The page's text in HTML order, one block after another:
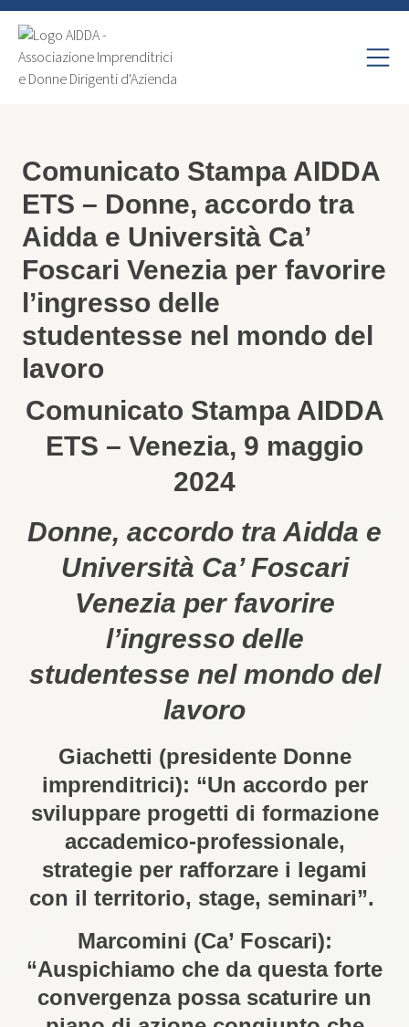
Comunicato Stampa AIDDA
ETS – Donne, accordo tra
Aidda e Università Ca’
Foscari Venezia per favorire
l’ingresso delle
studentesse nel mondo del
lavoro
Comunicato Stampa AIDDA
ETS – Venezia, 9 maggio
2024
Donne, accordo tra Aidda e
Università Ca’ Foscari
Venezia per favorire
l’ingresso delle
studentesse nel mondo del
lavoro
Giachetti (presidente Donne
imprenditrici): “Un accordo per
sviluppare progetti di formazione
accademico-professionale,
strategie per rafforzare i legami
con il territorio, stage, seminari”.
Marcomini (Ca’ Foscari):
“Auspichiamo che da questa forte
convergenza possa scaturire un